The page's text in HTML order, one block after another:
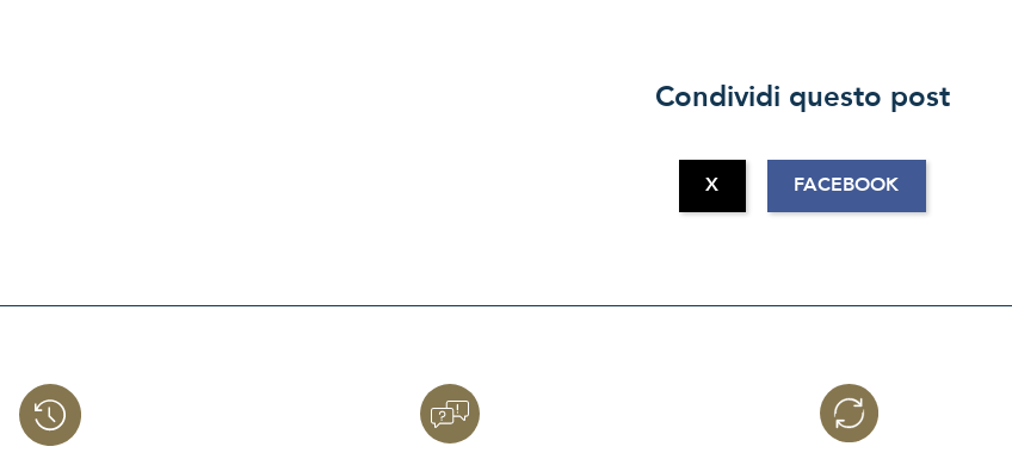
Condividi questo post
X FACEBOOK